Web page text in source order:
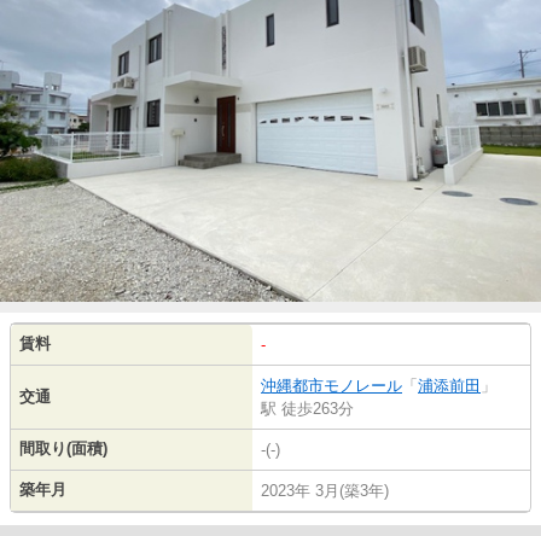
賃料 -
交通
沖縄都市モノレール 「 浦添前田 」
駅 徒歩263分
間取り(面積) -(-)
築年月 2023年 3月(築3年)